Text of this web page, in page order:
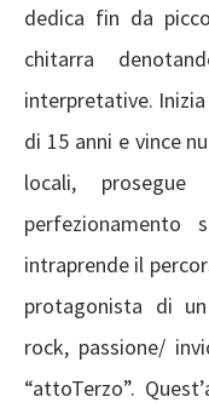
dedica fin da
chitarra
interpretative.
di 15 anni e vince
locali,
perfezionamento
intraprende il
protagonista di
rock, passione/
“attoTerzo”.